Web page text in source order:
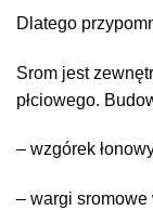
Dlatego
Srom jest
płciowego.
– wzgórek
– wargi